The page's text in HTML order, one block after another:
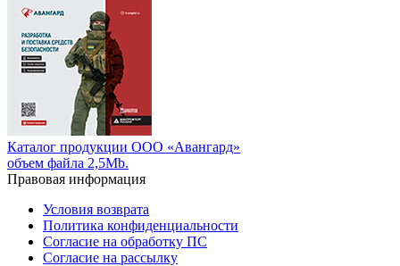
Каталог продукции ООО «Авангард»
объем файла 2,5Mb.
Правовая информация
Условия возврата
Политика конфиденциальности
Согласие на обработку ПС
Согласие на рассылку